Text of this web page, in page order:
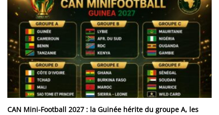
CAN Mini-Football 2027 : la Guinée hérite du groupe A, les